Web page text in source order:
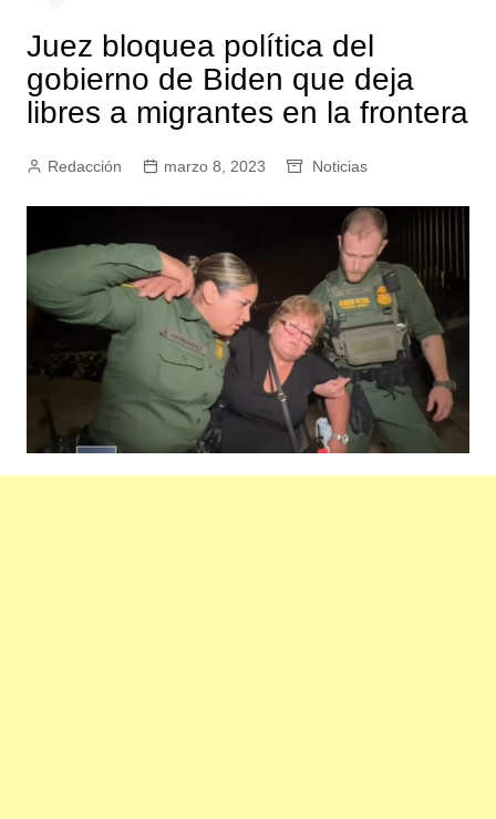
Juez bloquea política del
gobierno de Biden que deja
libres a migrantes en la frontera
Redacción marzo 8, 2023 Noticias